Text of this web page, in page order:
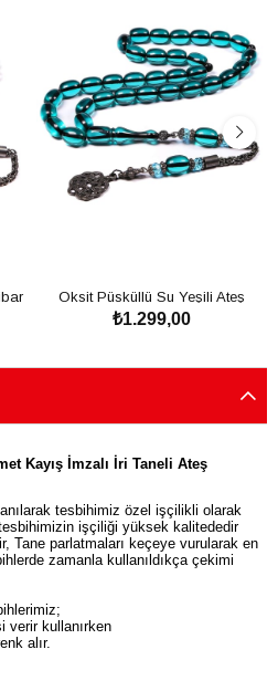
Oksit Püsküllü Su Yeşili Ateş
Kehribar Tesbih
₺1.299,00
Kayış İmzalı İri Taneli Ateş
tesbihimiz özel işçilikli olarak
işçiliği yüksek kalitededir
Tane parlatmaları keçeye vurularak en
zamanla kullanıldıkça çekimi
verir kullanırken
alır.